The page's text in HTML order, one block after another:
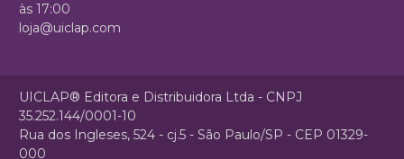
às 17:00
loja@uiclap.com
UICLAP® Editora e Distribuidora Ltda - CNPJ
35.252.144/0001-10
Rua dos Ingleses, 524 - cj.5 - São Paulo/SP - CEP 01329-
000